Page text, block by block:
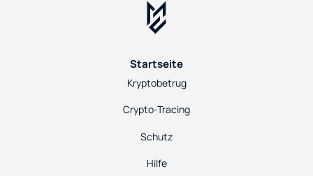
Startseite
Kryptobetrug
Crypto-Tracing
Schutz
Hilfe